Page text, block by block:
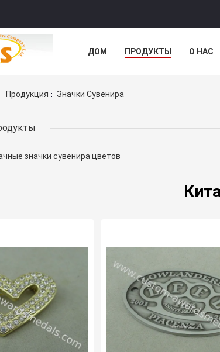
ДОМ ПРОДУКТЫ О НАС
Продукция Значки Сувенира
значки сувенира цветов